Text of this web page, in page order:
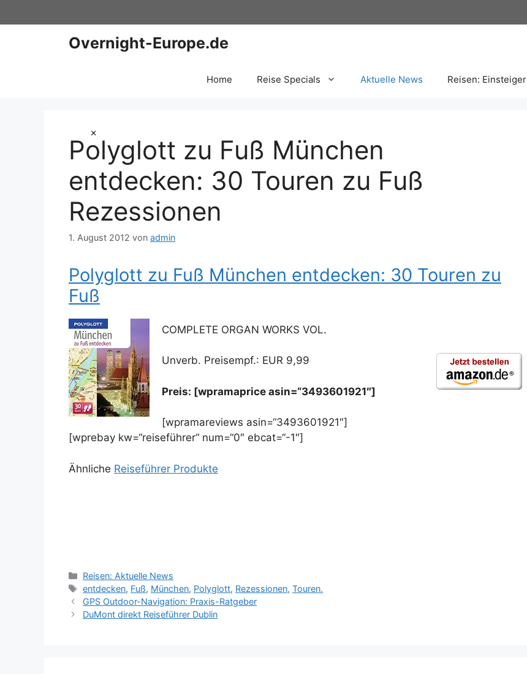
×
Inhalt
Overnight-Europe.de
Home Reise Specials Aktuelle News Reisen: Einsteiger
Polyglott zu Fuß München
entdecken: 30 Touren zu Fuß
Rezessionen
1. August 2012 von admin
Polyglott zu Fuß München entdecken: 30 Touren zu
Fuß
COMPLETE ORGAN WORKS VOL.
Unverb. Preisempf.: EUR 9,99
Preis: [wpramaprice asin=“3493601921″]
[wpramareviews asin=“3493601921″]
[wprebay kw=“reiseführer“ num=“0″ ebcat=“-1″]
Ähnliche Reiseführer Produkte
Kategorien
Reisen: Aktuelle News
Schlagwörter
entdecken, Fuß, München, Polyglott, Rezessionen,Touren.
GPS Outdoor-Navigation: Praxis-Ratgeber
DuMont direkt Reiseführer Dublin